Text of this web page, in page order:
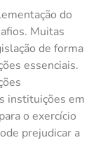
do
Muitas
de forma
essenciais.
instituições em
o exercício
prejudicar a